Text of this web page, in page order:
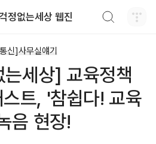
정없는세상 웹진
신]사무실얘기
세상] 교육정책
트, '참쉽다! 교육
음 현장!